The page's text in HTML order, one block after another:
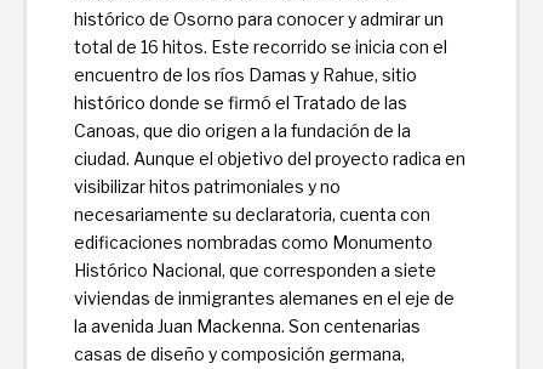
histórico de Osorno para conocer y admirar un
total de 16 hitos. Este recorrido se inicia con el
encuentro de los ríos Damas y Rahue, sitio
histórico donde se ­firmó el Tratado de las
Canoas, que dio origen a la fundación de la
ciudad. Aunque el objetivo del proyecto radica en
visibilizar hitos patrimoniales y no
necesariamente su declaratoria, cuenta con
edifi­caciones nombradas como Monumento
Histórico Nacional, que corresponden a siete
viviendas de inmigrantes alemanes en el eje de
la avenida Juan Mackenna. Son centenarias
casas de diseño y composición germana,